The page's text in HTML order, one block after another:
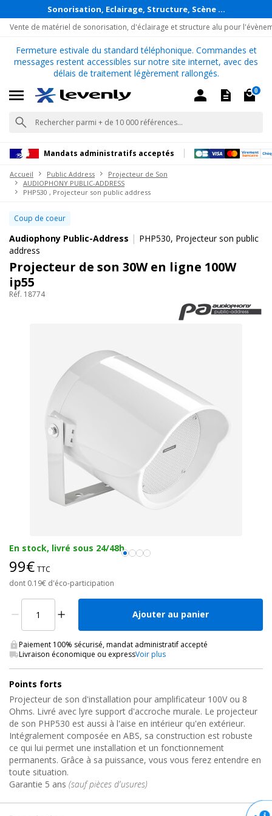
Sonorisation, Eclairage, Structure, Scène ...
Vente de matériel de sonorisation, d'éclairage et structure alu pour
Fermeture estivale du standard téléphonique. Commandes et
messages restent accessibles sur notre site internet, avec des
délais de traitement légèrement rallongés.
0
Mandats administratifs acceptés
Accueil Public Address
Projecteur de Son
AUDIOPHONY PUBLIC-ADDRESS
PHP530 , Projecteur son public address
Coup de coeur
Audiophony Public-Address | PHP530, Projecteur son public
address
Projecteur de son 30W en ligne 100W
ip55
Réf. 18774
En stock, livré sous 24/48h
99€ TTC
dont 0.19€ d'éco-participation
Ajouter au panier
Paiement 100% sécurisé, mandat administratif accepté
Livraison économique ou expressVoir plus
Points forts
Projecteur de son d'installation pour amplificateur 100V ou 8
Ohms. Livré avec lyre support d'accroche murale. Le projecteur
de son PHP530 est aussi à l'aise en intérieur qu'en extérieur.
Intégralement composée en ABS, sa construction est robuste
ce qui lui permet une installation et un fonctionnement
permanents. Grâce à sa puissance, vous vous ferez entendre en
toute situation.
Garantie 5 ans (sauf pièces d'usures)